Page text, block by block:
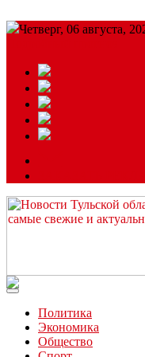
Четверг, 06 августа,
Читайте последние
Политика
Экономика
Общество